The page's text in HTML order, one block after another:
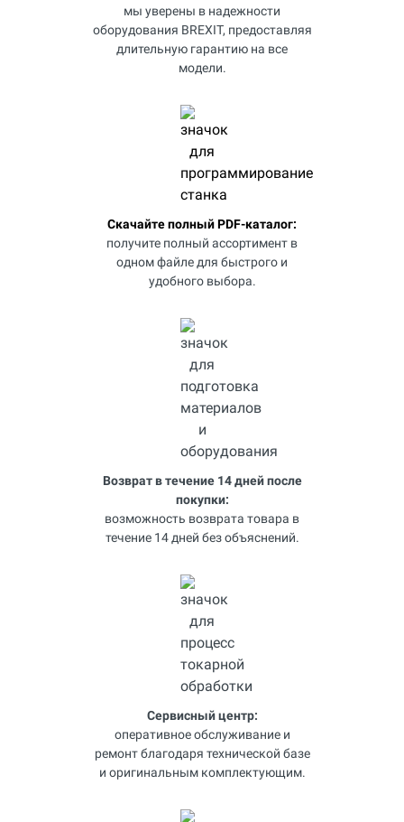
мы уверены в надежности
оборудования BREXIT, предоставляя
длительную гарантию на все
модели.
Скачайте полный PDF-каталог:
получите полный ассортимент в
одном файле для быстрого и
удобного выбора.
Возврат в течение 14 дней после
покупки:
возможность возврата товара в
течение 14 дней без объяснений.
Сервисный центр:
оперативное обслуживание и
ремонт благодаря технической базе
и оригинальным комплектующим.